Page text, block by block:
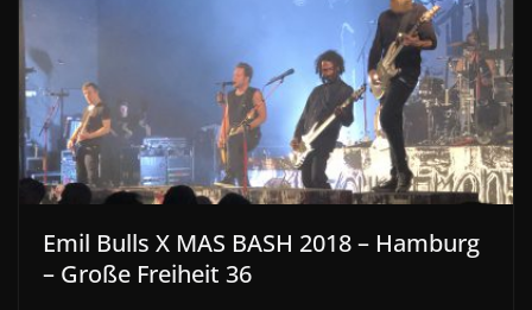
Emil Bulls X MAS BASH 2018 – Hamburg
– Große Freiheit 36